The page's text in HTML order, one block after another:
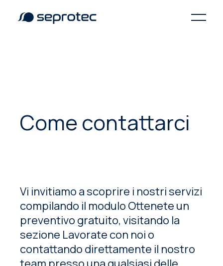
Come contattarci
Vi invitiamo a scoprire i nostri servizi
compilando il modulo Ottenete un
preventivo gratuito, visitando la
sezione Lavorate con noi o
contattando direttamente il nostro